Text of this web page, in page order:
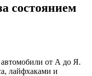
состоянием
от А до Я.
лайфхаками и